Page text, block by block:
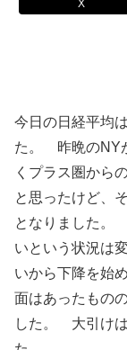
X
今日の日経平均
た。 昨晩のNY
くプラス圏から
と思ったけど、
となりました。
いという状況は
いから下降を始
面はあったもの
した。 大引け